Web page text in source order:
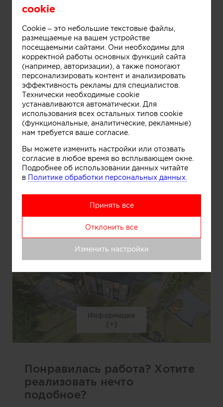
Информация
Информация
Понравилась работа? Хотите
реализовать нечто
подобное?
cookie
Cookie – это небольшие текстовые файлы,
размещаемые на вашем устройстве
посещаемыми сайтами. Они необходимы для
корректной работы основных функций сайта
(например, авторизации), а также помогают
персонализировать контент и анализировать
эффективность рекламы для специалистов.
Технически необходимые cookie
устанавливаются автоматически. Для
использования всех остальных типов cookie
(функциональные, аналитические, рекламные)
нам требуется ваше согласие.
Вы можете изменить настройки или отозвать
согласие в любое время во всплывающем окне.
Подробнее об использовании данных читайте
в Политике обработки персональных данных.
Принять все
Отклонить все
Изменить настройки